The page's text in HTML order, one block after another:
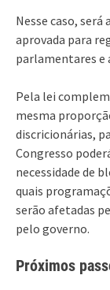
Nesse caso,
aprovada para
parlamentares e
Pela lei
mesma
discricionárias,
Congresso
necessidade de
quais
serão afetadas
pelo governo.
Próximos